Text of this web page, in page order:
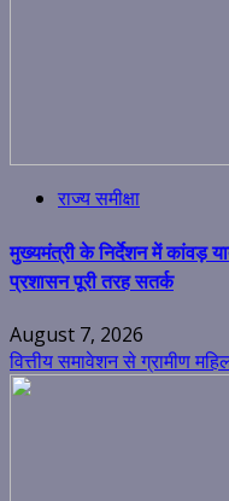
राज्य समीक्षा
मुख्यमंत्री के निर्देशन में कांवड़
प्रशासन पूरी तरह सतर्क
August 7, 2026
वित्तीय समावेशन से ग्रामीण